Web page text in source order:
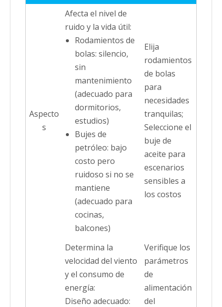
Aspecto
s
Afecta el nivel de
ruido y la vida útil:
Rodamientos de
bolas: silencio,
sin
mantenimiento
(adecuado para
dormitorios,
estudios)
Bujes de
petróleo: bajo
costo pero
ruidoso si no se
mantiene
(adecuado para
cocinas,
balcones)
Elija
rodamientos
de bolas
para
necesidades
tranquilas;
Seleccione el
buje de
aceite para
escenarios
sensibles a
los costos
Determina la
velocidad del viento
y el consumo de
energía:
Diseño adecuado:
Verifique los
parámetros
de
alimentación
del